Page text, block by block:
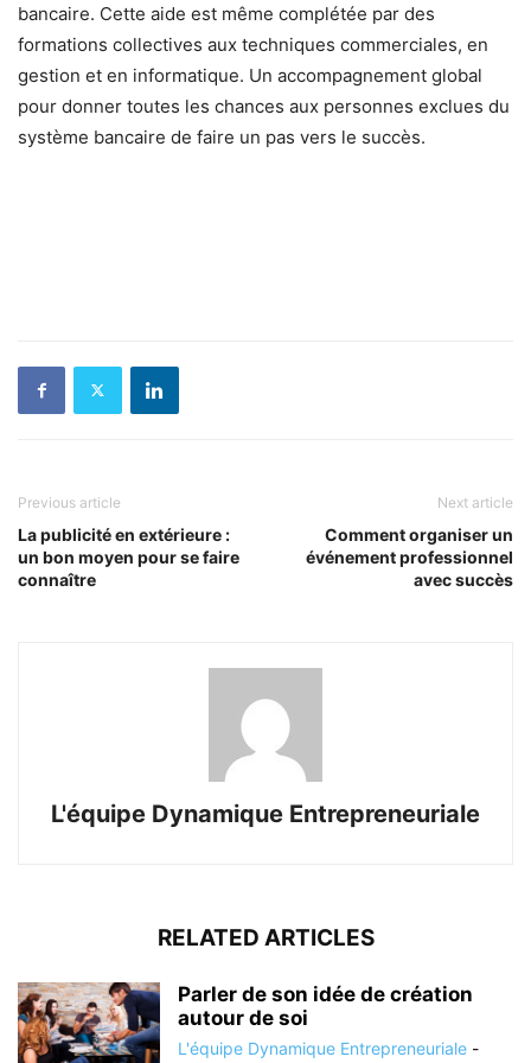
bancaire. Cette aide est même complétée par des
formations collectives aux techniques commerciales, en
gestion et en informatique. Un accompagnement global
pour donner toutes les chances aux personnes exclues du
système bancaire de faire un pas vers le succès.
Previous article
La publicité en extérieure :
un bon moyen pour se faire
connaître
Next article
Comment organiser un
événement professionnel
avec succès
L'équipe Dynamique Entrepreneuriale
RELATED ARTICLES
Parler de son idée de création
autour de soi
L'équipe Dynamique Entrepreneuriale -